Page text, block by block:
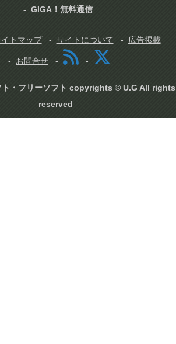
GIGA！無料通信
トマップ サイトについて 広告掲載
お問合せ
ト・フリーソフト copyrights © U.G All rights
reserved